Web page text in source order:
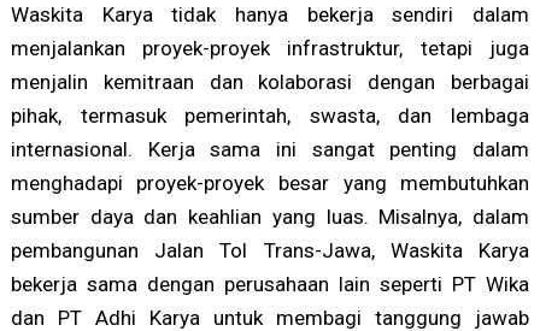
Waskita Karya tidak hanya bekerja sendiri dalam
menjalankan proyek-proyek infrastruktur, tetapi juga
menjalin kemitraan dan kolaborasi dengan berbagai
pihak, termasuk pemerintah, swasta, dan lembaga
internasional. Kerja sama ini sangat penting dalam
menghadapi proyek-proyek besar yang membutuhkan
sumber daya dan keahlian yang luas. Misalnya, dalam
pembangunan Jalan Tol Trans-Jawa, Waskita Karya
bekerja sama dengan perusahaan lain seperti PT Wika
dan PT Adhi Karya untuk membagi tanggung jawab